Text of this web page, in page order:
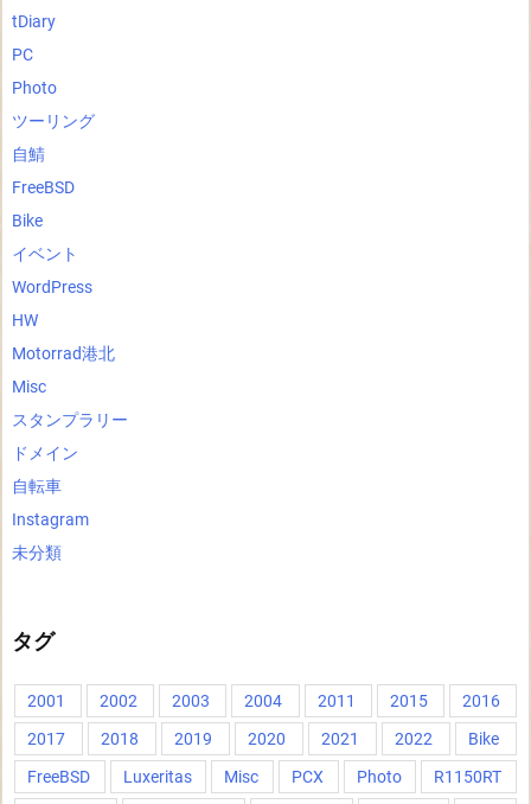
tDiary
PC
Photo
ツーリング
自鯖
FreeBSD
Bike
イベント
WordPress
HW
Motorrad港北
Misc
スタンプラリー
ドメイン
自転車
Instagram
未分類
タグ
2001 2002 2003 2004 2011 2015
2016
2017
2018 2019 2020 2021 2022
Bike
FreeBSD
Luxeritas Misc PCX Photo R1150RT